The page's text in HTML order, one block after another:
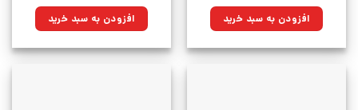
۸۲۰,۰۰۰تومان
بود.
۵۸۶,۳۰۰تومان.افزودن به سبد خرید ۲۲۰,۰۰۰تومان
بود.
۱۵۷,۳۰۰تومان.افزودن به سبد خرید